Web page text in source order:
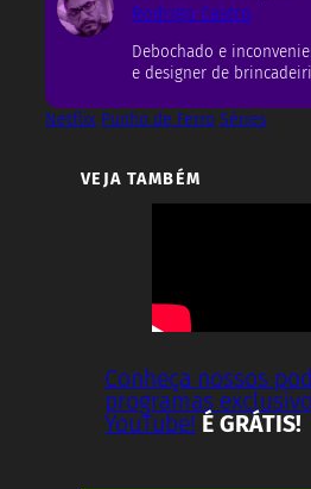
Rodrigo Castro
Debochado e
e designer de
Netflix Punho de Ferro Séries
VEJA TAMBÉM
Conheça nossos
programas
YouTube! É GRÁTIS!